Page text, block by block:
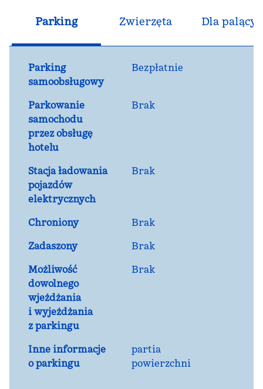
Parking Zwierzęta Dla
Parking
samoobsługowy
Bezpłatnie
Parkowanie
samochodu
przez obsługę
hotelu
Brak
Stacja ładowania
pojazdów
elektrycznych
Brak
Chroniony
Brak
Zadaszony
Brak
Możliwość
dowolnego
wjeżdżania
i wyjeżdżania
z parkingu
Brak
Inne informacje
o parkingu
partia
powierzchni